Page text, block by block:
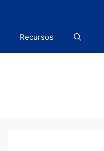
Recursos